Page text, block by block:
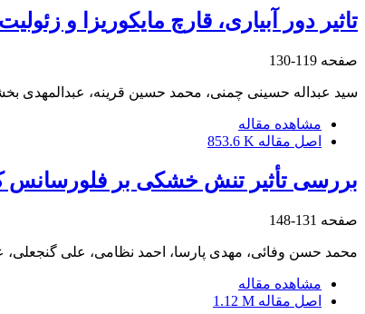
تاثیر دور آبیاری، قارچ مایکوریزا و
صفحه 119-130
سید عبداله حسینی چمنی، محمد حسین قرینه، عبدالمهدی
مشاهده مقاله
اصل مقاله 853.6 K
بررسی تأثیر تنش خشکی بر فلورسانس
صفحه 131-148
محمد حسن وفائی، مهدی پارسا، احمد نظامی، علی
مشاهده مقاله
اصل مقاله 1.12 M